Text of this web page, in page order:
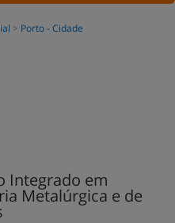
Porto - Cidade
Integrado em
Metalúrgica e de